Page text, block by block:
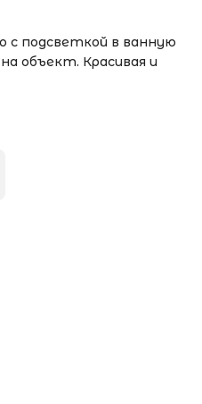
с подсветкой в ванную
объект. Красивая и